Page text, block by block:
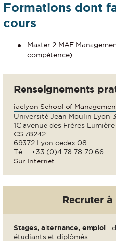
Formations dont
cours
Master 2 MAE
compétence)
Renseignements
iaelyon School of
Université Jean Moulin Lyon 3
1C avenue des Frères Lumière
CS 78242
69372 Lyon cedex 08
Tél. : +33 (0)4 78 78 70 66
Sur Internet
Recruter
Stages, alternance, emploi :
étudiants et diplômés..